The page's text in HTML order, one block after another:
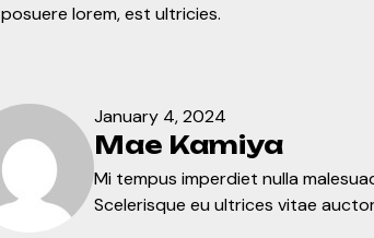
posuere lorem, est ultricies.
January 4, 2024
Mae Kamiya
Mi tempus imperdiet nulla
Scelerisque eu ultrices vitae